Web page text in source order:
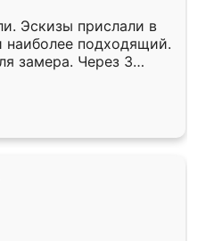
Эскизы прислали в
наиболее подходящий.
замера. Через 3
готова. Остались
Ренессанс
работу!